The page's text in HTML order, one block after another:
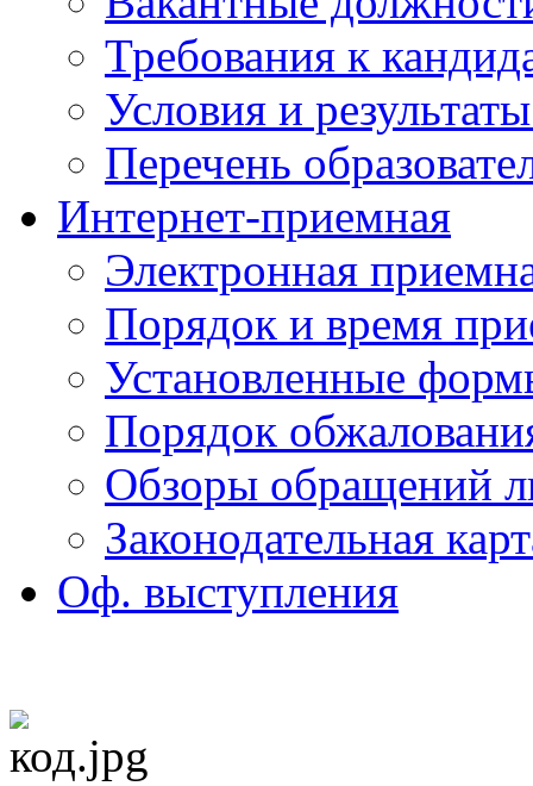
Требования к
Условия и
Перечень
Интернет-приемная
Электронная
Порядок и время
Установленные
Порядок
Обзоры обращений
Законодательная
Оф. выступления